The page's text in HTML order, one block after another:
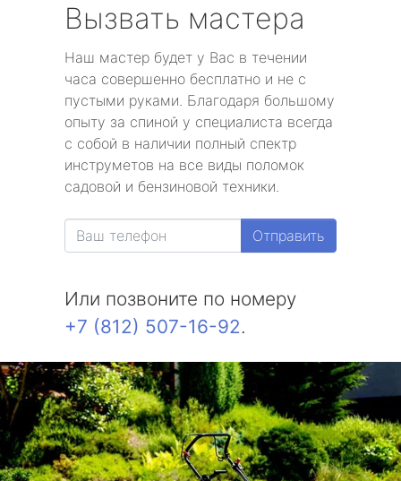
Вызвать мастера
Наш мастер будет у Вас в течении
часа совершенно бесплатно и не с
пустыми руками. Благодаря большому
опыту за спиной у специалиста всегда
с собой в наличии полный спектр
инструметов на все виды поломок
садовой и бензиновой техники.
Отправить
Или позвоните по номеру
+7 (812) 507-16-92.